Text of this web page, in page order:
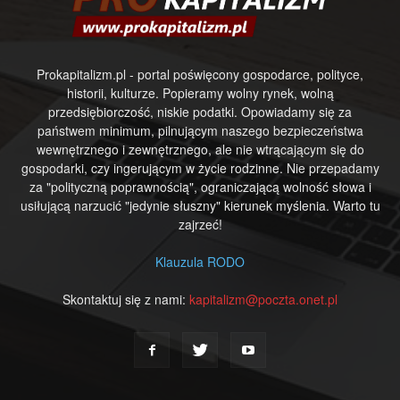
Prokapitalizm.pl - portal poświęcony gospodarce, polityce,
historii, kulturze. Popieramy wolny rynek, wolną
przedsiębiorczość, niskie podatki. Opowiadamy się za
państwem minimum, pilnującym naszego bezpieczeństwa
wewnętrznego i zewnętrznego, ale nie wtrącającym się do
gospodarki, czy ingerującym w życie rodzinne. Nie przepadamy
za "polityczną poprawnością", ograniczającą wolność słowa i
usiłującą narzucić "jedynie słuszny" kierunek myślenia. Warto tu
zajrzeć!
Klauzula RODO
Skontaktuj się z nami: kapitalizm@poczta.onet.pl